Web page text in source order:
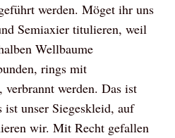
werden. Möget ihr uns
Semiaxier titulieren, weil
Wellbaume
rings mit
verbrannt werden. Das ist
ist unser Siegeskleid, auf
wir. Mit Recht gefallen